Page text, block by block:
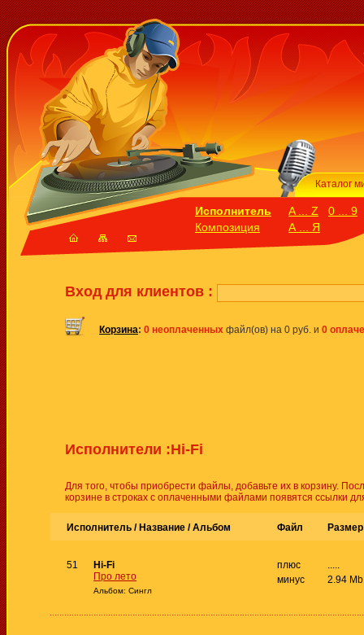
Каталог
Исполнитель
Композиция
A ... Z
0 ... 9
А ... Я
Вход для клиентов :
Корзина: 0 неоплаченных файл(ов) на 0 руб. и 0
Исполнители :Hi-Fi
Для того, чтобы приобрести файлы, добавьте их в корзину.
корзине в строках с оплаченными файлами появятся ссылки
Исполнитель / Название /Альбом Файл Размер
51
Hi-Fi
Про лето
Альбом: Сингл
плюс
минус
2.94 Mb